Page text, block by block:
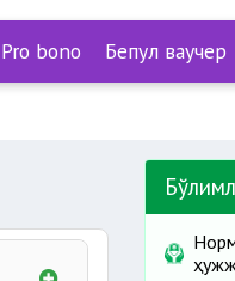
Pro bono Бепул ваучер